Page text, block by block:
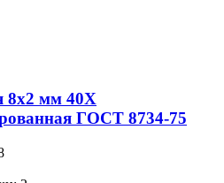
8х2 мм 40Х
ГОСТ 8734-75